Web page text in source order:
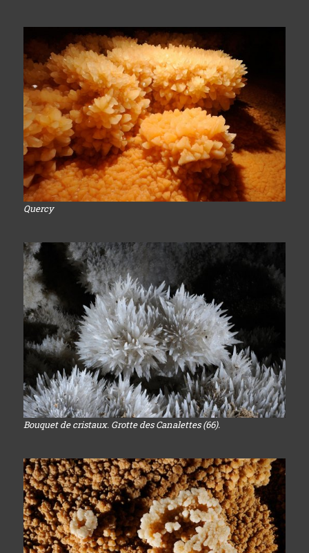
Quercy
Bouquet de cristaux. Grotte des Canalettes (66).